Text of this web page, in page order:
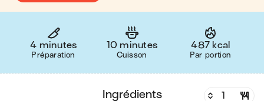
4 minutes
Préparation
10 minutes
Cuisson
487 kcal
Par portion
ingrédients